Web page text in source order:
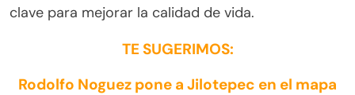
clave para mejorar la calidad de vida.
TE SUGERIMOS:
Rodolfo Noguez pone a Jilotepec en el mapa